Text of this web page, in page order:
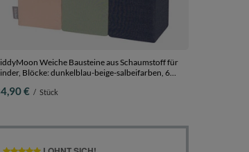
Weiche Bausteine aus Schaumstoff für
Blöcke: dunkelblau-beige-salbeifarben, 6
€ / Stück